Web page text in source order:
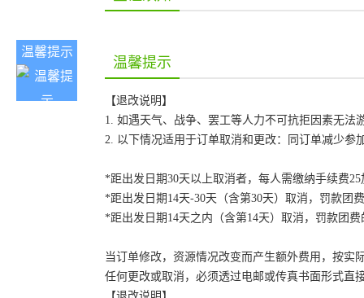
温馨提示
温馨提示
【退改说明】
1. 如遇天气、战争、罢工等人力不可抗拒因素无
2. 以下情况适用于订单取消和更改：同订单减少
*距出发日期30天以上取消者，每人需缴纳手续费
*距出发日期14天-30天（含第30天）取消，罚款团
*距出发日期14天之内（含第14天）取消，罚款团费
当订单修改，资源情况改变而产生额外费用，按实
任何更改或取消，必须透过电邮或传真书面形式直